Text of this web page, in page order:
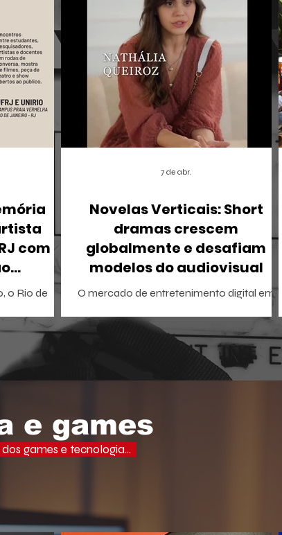
com
o Rio de
uma
e a
da
do debate
Novelas Verticais: Short
dramas crescem
globalmente e desafiam
modelos do audiovisual
O mercado de entretenimento digital em
o espectador busca narrativas ágeis,
dramáticas e estritamente verticais.
7 de abr.
e games
games e tecnologia...